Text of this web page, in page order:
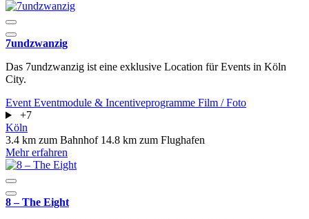
7undzwanzig
Das 7undzwanzig ist eine exklusive Location für Events in Köln
City.
Event Eventmodule & Incentiveprogramme Film / Foto
+7
Köln
3.4 km zum Bahnhof 14.8 km zum Flughafen
Mehr erfahren
8 – The Eight